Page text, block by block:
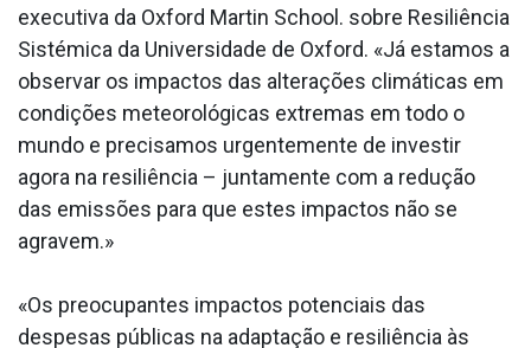
executiva da Oxford Martin School. sobre Resiliência
Sistémica da Universidade de Oxford. «Já estamos a
observar os impactos das alterações climáticas em
condições meteorológicas extremas em todo o
mundo e precisamos urgentemente de investir
agora na resiliência – juntamente com a redução
das emissões para que estes impactos não se
agravem.»
«Os preocupantes impactos potenciais das
despesas públicas na adaptação e resiliência às